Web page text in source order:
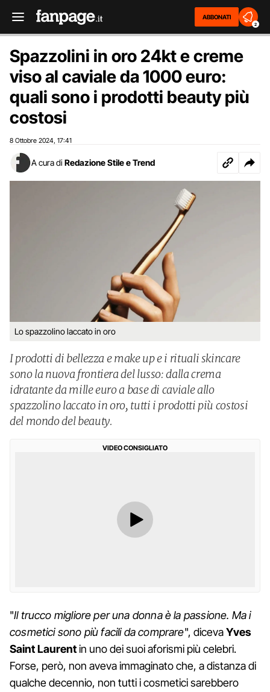
ABBONATI
2
Spazzolini in oro 24kt e creme
viso al caviale da 1000 euro:
quali sono i prodotti beauty più
costosi
8 Ottobre 2024 17:41
A cura di Redazione Stile e Trend
Lo spazzolino laccato in oro
I prodotti di bellezza e make up e i rituali skincare
sono la nuova frontiera del lusso: dalla crema
idratante da mille euro a base di caviale allo
spazzolino laccato in oro, tutti i prodotti più costosi
del mondo del beauty.
VIDEO CONSIGLIATO
"Il trucco migliore per una donna è la passione. Ma i
cosmetici sono più facili da comprare", dicevaYves
Saint Laurentin uno dei suoi aforismi più celebri.
Forse, però, non aveva immaginato che, a distanza di
qualche decennio, non tutti i cosmetici sarebbero